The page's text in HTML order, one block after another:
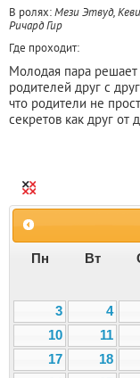
В ролях:Мези Этвуд,
Ричард Гир
Где проходит:
Молодая пара решает
родителей друг с
что родители не
секретов как друг от
Пн Вт
3
4
10
11
17
18